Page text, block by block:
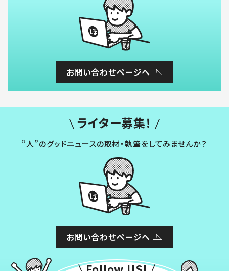
お問い合わせページへ
ライター募集！
“人”のグッドニュースの取材・執筆をしてみませんか？
お問い合わせページへ